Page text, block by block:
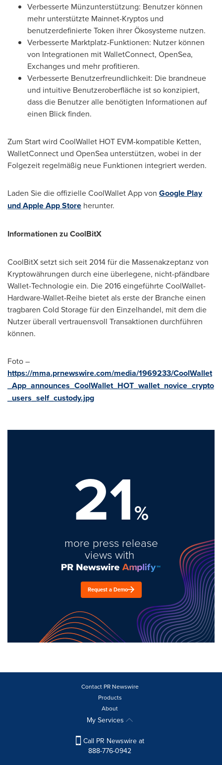
Verbesserte Münzunterstützung: Benutzer können
mehr unterstützte Mainnet-Kryptos und
benutzerdefinierte Token ihrer Ökosysteme nutzen.
Verbesserte Marktplatz-Funktionen: Nutzer können
von Integrationen mit WalletConnect, OpenSea,
Exchanges und mehr profitieren.
Verbesserte Benutzerfreundlichkeit: Die brandneue
und intuitive Benutzeroberfläche ist so konzipiert,
dass die Benutzer alle benötigten Informationen auf
einen Blick finden.
Zum Startwird CoolWallet HOT EVM-kompatible Ketten,
WalletConnect und OpenSea unterstützen, wobei in der
Folgezeit regelmäßig neue Funktionen integriert werden.
Laden Sie die offizielle CoolWallet App von Google Play
und Apple App Store herunter.
Informationen zu CoolBitX
CoolBitX setzt sich seit 2014 für die Massenakzeptanz von
Kryptowährungen durch eine überlegene, nicht-pfändbare
Wallet-Technologie ein. Die 2016 eingeführte CoolWallet-
Hardware-Wallet-Reihe bietet als erste der Branche einen
tragbaren Cold Storage für den Einzelhandel, mit dem die
Nutzer überall vertrauensvoll Transaktionen durchführen
können.
Foto –
https://mma.prnewswire.com/media/1969233/CoolWallet
_App_announces_CoolWallet_HOT_wallet_novice_crypto
_users_self_custody.jpg
21%
more press release
views with
Request a Demo
Contact PR Newswire
Products
About
My Services
Call PR Newswire at
888-776-0942